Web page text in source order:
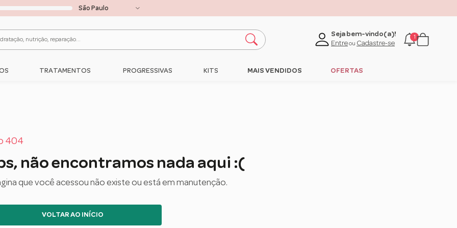
ACIMA DER$150,00PARATODO O BRASIL
Seja bem-vindo(a)!
Entreou Cadastre-se
1
TRATAMENTOS PROGRESSIVAS KITS MAIS VENDIDOS OFERTAS
404
não encontramos nada aqui :(
que você acessou não existe ou está em manutenção.
VOLTAR AO INÍCIO